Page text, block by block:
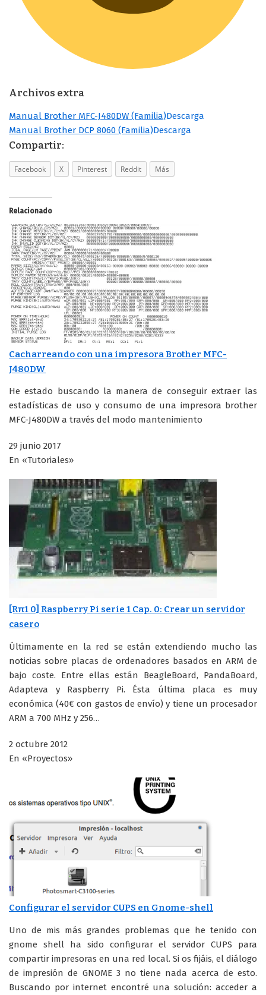
Archivos extra
Manual Brother MFC-J480DW (Familia)Descarga
Manual Brother DCP 8060 (Familia)Descarga
Compartir:
Facebook X Pinterest Reddit Más
Relacionado
Cacharreando con una impresora Brother MFC-
J480DW
He estado buscando la manera de conseguir extraer las
estadísticas de uso y consumo de una impresora brother
MFC-J480DW a través del modo mantenimiento
29 junio 2017
En «Tutoriales»
[Rπ1 0] Raspberry Pi serie 1 Cap. 0: Crear un servidor
casero
Últimamente en la red se están extendiendo mucho las
noticias sobre placas de ordenadores basados en ARM de
bajo coste. Entre ellas están BeagleBoard, PandaBoard,
Adapteva y Raspberry Pi. Ésta última placa es muy
económica (40€ con gastos de envío) y tiene un procesador
ARM a 700 MHz y 256…
2 octubre 2012
En «Proyectos»
Configurar el servidor CUPS en Gnome-shell
Uno de mis más grandes problemas que he tenido con
gnome shell ha sido configurar el servidor CUPS para
compartir impresoras en una red local. Si os fijáis, el diálogo
de impresión de GNOME 3 no tiene nada acerca de esto.
Buscando por internet encontré una solución: acceder a